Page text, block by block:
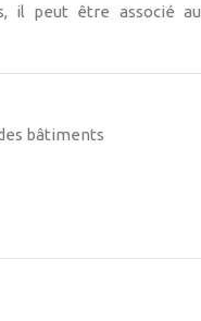
il peut être associé au
bâtiments